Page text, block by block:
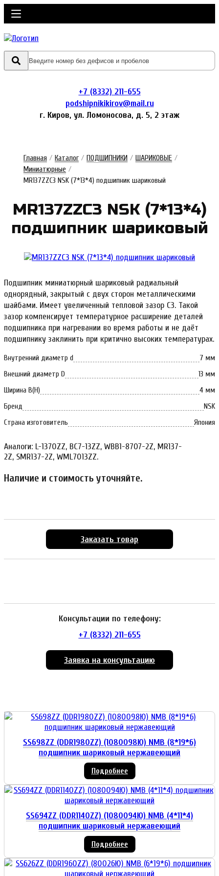
+7 (8332) 211-655
podshipnikikirov@mail.ru
г. Киров, ул. Ломоносова, д. 5, 2 этаж
Главная / Каталог / ПОДШИПНИКИ / ШАРИКОВЫЕ /
Миниатюрные /
MR137ZZC3 NSK (7*13*4) подшипник шариковый
MR137ZZC3 NSK (7*13*4)
под­шипник ша­ри­ко­вый
Подшипник миниатюрный шариковый радиальный
однорядный, закрытый с двух сторон металлическими
шайбами. Имеет увеличенный тепловой зазор С3. Такой
зазор компенсирует температурное расширение деталей
подшипника при нагревании во время работы и не даёт
подшипнику заклинить при критично высоких температурах.
Внутренний диаметр d
7 мм
Внешний диаметр D
13 мм
Ширина B(H)
4 мм
Бренд
NSK
Страна изготовитель
Япония
Аналоги: L-1370ZZ, BC7-13ZZ, WBB1-8707-2Z, MR137-
2Z, SMR137-2Z, WML7013ZZ.
Наличие и стоимость уточняйте.
Заказать товар
Консультации по телефону:
+7 (8332) 211-655
Заявка на консультацию
SS698ZZ (DDR1980ZZ) (1080098Ю) NMB (8*19*6)
подшипник шариковый нержавеющий
Подробнее
SS694ZZ (DDR1140ZZ) (1080094Ю) NMB (4*11*4)
подшипник шариковый нержавеющий
Подробнее